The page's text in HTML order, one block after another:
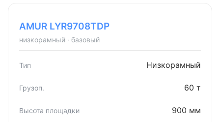
AMUR LYR9708TDP
низкорамный · базовый
Низкорамный
60 т
900 мм